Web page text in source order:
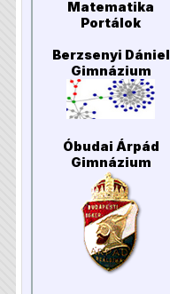
Matematika
Portálok
Berzsenyi Dániel
Gimnázium
Óbudai Árpád
Gimnázium